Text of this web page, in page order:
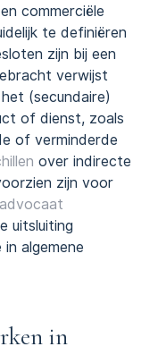
commerciële
te definiëren
zijn bij een
verwijst
(secundaire)
of dienst, zoals
of verminderde
over indirecte
zijn voor
advocaat
uitsluiting
algemene
in